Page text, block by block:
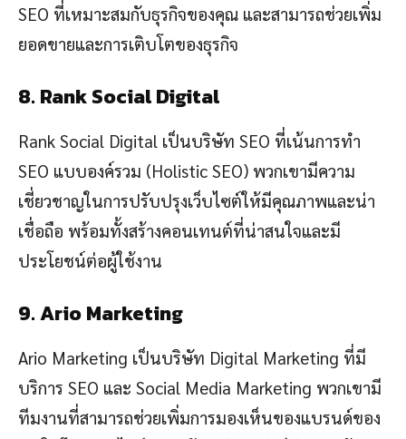
SEO ที่เหมาะสมกับธุรกิจของคุณ และสามารถช่วยเพิ่ม
ยอดขายและการเติบโตของธุรกิจ
8. Rank Social Digital
Rank Social Digital เป็นบริษัท SEO ที่เน้นการทำ
SEO แบบองค์รวม (Holistic SEO) พวกเขามีความ
เชี่ยวชาญในการปรับปรุงเว็บไซต์ให้มีคุณภาพและน่า
เชื่อถือ พร้อมทั้งสร้างคอนเทนต์ที่น่าสนใจและมี
ประโยชน์ต่อผู้ใช้งาน
9. Ario Marketing
Ario Marketing เป็นบริษัท Digital Marketing ที่มี
บริการ SEO และ Social Media Marketing พวกเขามี
ทีมงานที่สามารถช่วยเพิ่มการมองเห็นของแบรนด์ของ